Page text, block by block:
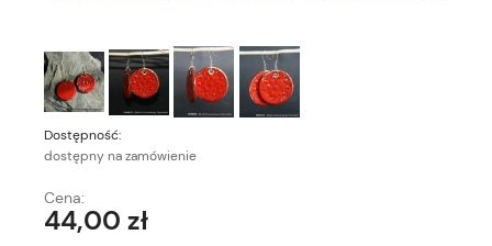
Dostępność:
dostępny na zamówienie
Cena:
44,00 zł